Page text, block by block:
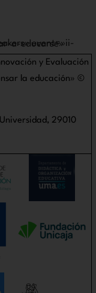
y Evaluación
la educación» ©
29010